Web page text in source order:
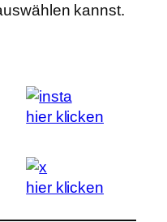
kannst.
hier klicken
hier klicken